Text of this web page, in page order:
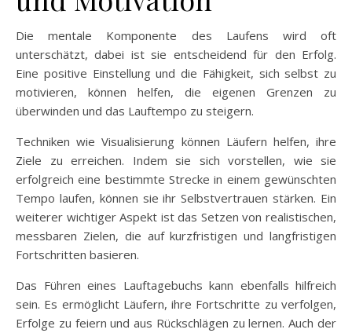
Die mentale Komponente des Laufens wird oft
unterschätzt, dabei ist sie entscheidend für den Erfolg.
Eine positive Einstellung und die Fähigkeit, sich selbst zu
motivieren, können helfen, die eigenen Grenzen zu
überwinden und das Lauftempo zu steigern.
Techniken wie Visualisierung können Läufern helfen, ihre
Ziele zu erreichen. Indem sie sich vorstellen, wie sie
erfolgreich eine bestimmte Strecke in einem gewünschten
Tempo laufen, können sie ihr Selbstvertrauen stärken. Ein
weiterer wichtiger Aspekt ist das Setzen von realistischen,
messbaren Zielen, die auf kurzfristigen und langfristigen
Fortschritten basieren.
Das Führen eines Lauftagebuchs kann ebenfalls hilfreich
sein. Es ermöglicht Läufern, ihre Fortschritte zu verfolgen,
Erfolge zu feiern und aus Rückschlägen zu lernen. Auch der